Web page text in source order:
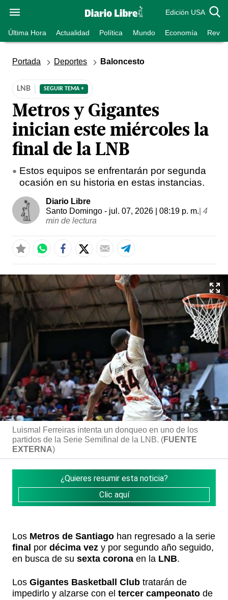
Edición USA
Última Hora Actualidad Política Mundo Economía
Portada Deportes Baloncesto
LNB SEGUIR TEMA +
Metros y Gigantes
inician este miércoles la
final de la LNB
Estos equipos se enfrentarán por segunda
ocasión en su historia en estas instancias.
Diario Libre
Santo Domingo - jul. 07, 2026 | 08:19 p. m. 4
min de lectura
Luismal Ferreiras intenta un donqueo en uno de los
partidos de la Serie Semifinal de la LNB. (FUENTE
EXTERNA)
¿Quieres resumir esta noticia?
Clic aquí
Los Metros de Santiago han regresado a la serie
final por décima vez y por segundo año seguido,
en busca de su sexta corona en la LNB.
Los Gigantes Basketball Club tratarán de
impedirlo y alzarse con el tercer campeonato de